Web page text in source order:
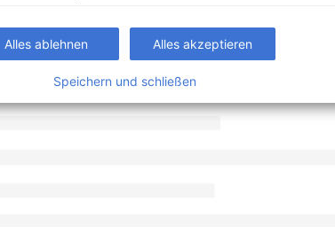
Alles ablehnen Alles akzeptieren
Speichern und schließen